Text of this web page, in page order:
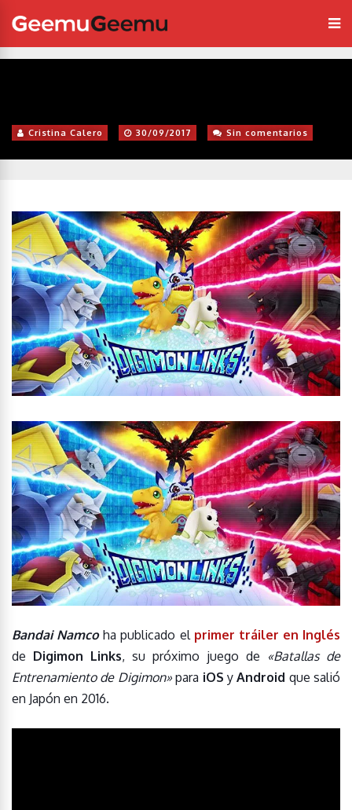
Cristina Calero 30/09/2017 Sin comentarios
Bandai Namcoha publicado el primer tráiler en Inglés
de Digimon Links, su próximo juego de «Batallas de
Entrenamiento de Digimon»para iOS yAndroid que salió
en Japón en 2016.